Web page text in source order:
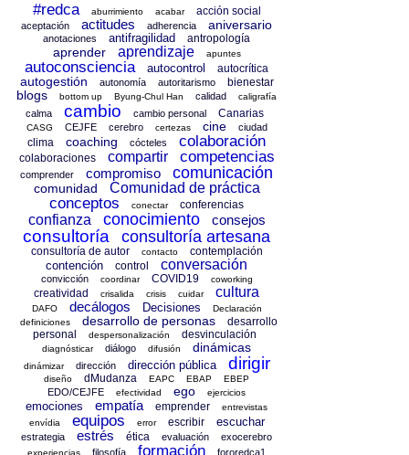
#redca aburrimiento acabar acción social
aceptación actitudes adherencia aniversario
anotaciones antifragilidad antropología
aprender aprendizaje apuntes
autoconsciencia autocontrol autocrítica
autogestión autonomía autoritarismo bienestar
blogs bottom up Byung-Chul Han calidad caligrafía
calma cambio cambio personal Canarias
CASG CEJFE cerebro certezas cine ciudad
clima coaching cócteles colaboración
colaboraciones compartir competencias
comprender compromiso comunicación
comunidad Comunidad de práctica
conceptos conectar conferencias
confianza conocimiento consejos
consultoría consultoría artesana
consultoría de autor contacto contemplación
contención control conversación
convicción coordinar COVID19 coworking
creatividad crisalida crisis cuidar cultura
DAFO decálogos Decisiones
Declaración
definiciones
desarrollo de personas
desarrollo
personal
despersonalización desvinculación
diagnósticar diálogo difusión dinámicas
dinámizar dirección dirección pública dirigir
diseño dMudanza EAPC EBAP EBEP
EDO/CEJFE efectividad ego ejercicios
emociones empatía emprender
entrevistas
envídia
equipos error escribir escuchar
estrategia estrés ética evaluación exocerebro
filosofía formación fororedca1